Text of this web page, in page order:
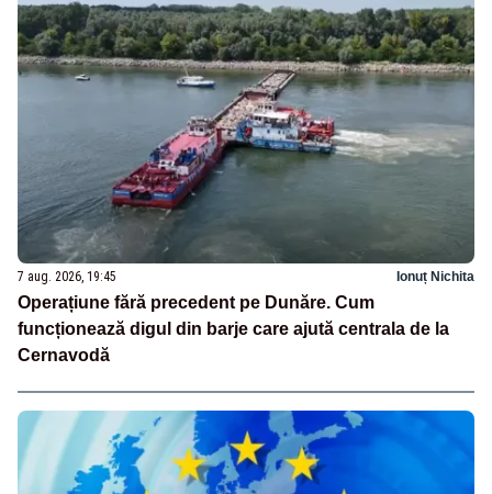
7 aug. 2026, 19:45 Ionuț Nichita
Operațiune fără precedent pe Dunăre. Cum
funcționează digul din barje care ajută centrala de la
Cernavodă